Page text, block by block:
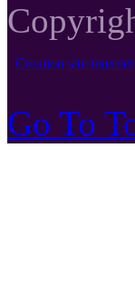
Creation site internet
Go To